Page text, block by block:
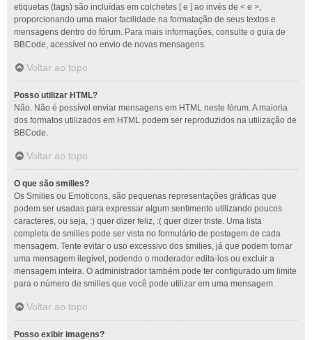
etiquetas (tags) são incluídas em colchetes [ e ] ao invés de < e >,
proporcionando uma maior facilidade na formatação de seus textos e
mensagens dentro do fórum. Para mais informações, consulte o guia de
BBCode, acessível no envio de novas mensagens.
Voltar ao topo
Posso utilizar HTML?
Não. Não é possível enviar mensagens em HTML neste fórum. A maioria
dos formatos utilizados em HTML podem ser reproduzidos na utilização de
BBCode.
Voltar ao topo
O que são smilies?
Os Smilies ou Emoticons, são pequenas representações gráficas que
podem ser usadas para expressar algum sentimento utilizando poucos
caracteres, ou seja, :) quer dizer feliz, :( quer dizer triste. Uma lista
completa de smilies pode ser vista no formulário de postagem de cada
mensagem. Tente evitar o uso excessivo dos smilies, já que podem tornar
uma mensagem ilegível, podendo o moderador edita-los ou excluir a
mensagem inteira. O administrador também pode ter configurado um limite
para o número de smilies que você pode utilizar em uma mensagem.
Voltar ao topo
Posso exibir imagens?